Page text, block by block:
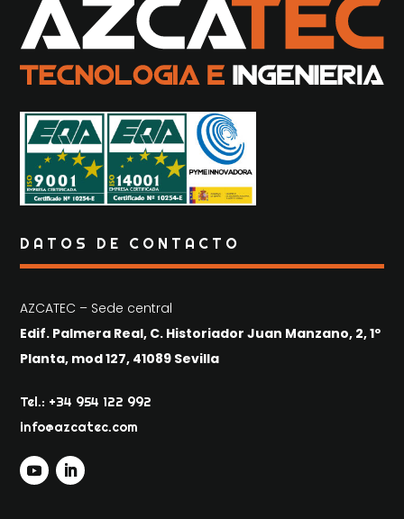
DATOS DE CONTACTO
AZCATEC – Sede central
Edif. Palmera Real, C. Historiador Juan Manzano, 2, 1º
Planta, mod 127, 41089 Sevilla
Tel.: +34 954 122 992
info@azcatec.com